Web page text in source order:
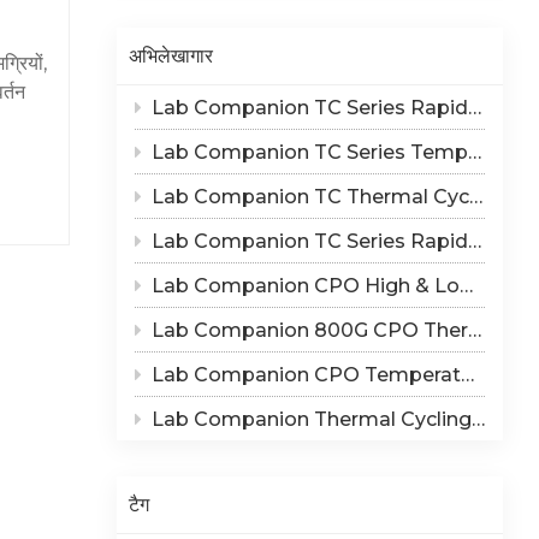
日本語
Tiếng Việt
中文
अभिलेखागार
Lab Companion TC Series Rapid Thermal Cycling Chamber: Reproduce Long-Term Thermal Fatigue Failure of Electronic Devices
Lab Companion TC Series Temperature Cycling vs TS Series Thermal Shock Test Chamber – Application & Selection Guide
Lab Companion TC Thermal Cycle vs TS Thermal Shock Test: Mechanisms of Thermo-Mechanical Failure and Equipment Parameter Correlation
Lab Companion TC Series Rapid Temperature Change Chamber: 1℃/min~25℃/min | The Truth of CPO Thermal Cycling Rate
Lab Companion CPO High & Low Temperature Aging Chamber – Ultimate Solution for Silicon Photonics Long-Term Reliability Validation
Lab Companion 800G CPO Thermal Cycling Test Equipment — Reliable Solution for High-Speed Optical Device Qualification
Lab Companion CPO Temperature & Humidity Test Chambers: Reliable Environmental Testing Solutions for Co-packaged Optics Reliability Validation
Lab Companion Thermal Cycling Chamber for Optical Module Performance Testing
टैग